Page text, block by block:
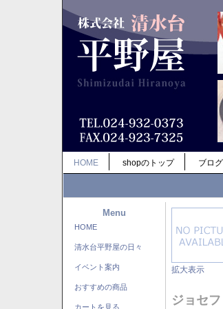
HOME shopのトップ ブロ
Menu
HOME
清水台平野屋の日々
イベント案内
おすすめの商品
カートを見る
拡大表示
ジョセ